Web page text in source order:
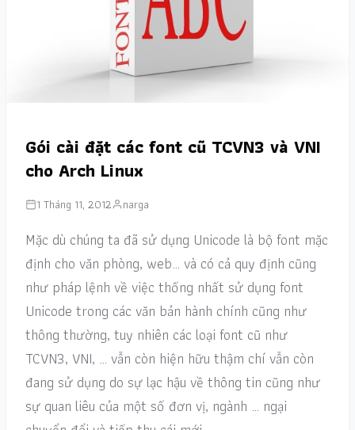
Gói cài đặt các font cũ TCVN3 và VNI
cho Arch Linux
1 Tháng 11, 2012 narga
Mặc dù chúng ta đã sử dụng Unicode là bộ font mặc
định cho văn phòng, web… và có cả quy định cũng
như pháp lệnh về việc thống nhất sử dụng font
Unicode trong các văn bản hành chính cũng như
thông thường, tuy nhiên các loại font cũ như
TCVN3, VNI, … vẫn còn hiện hữu thậm chí vẫn còn
đang sử dụng do sự lạc hậu về thông tin cũng như
sự quan liêu của một số đơn vị, ngành … ngại